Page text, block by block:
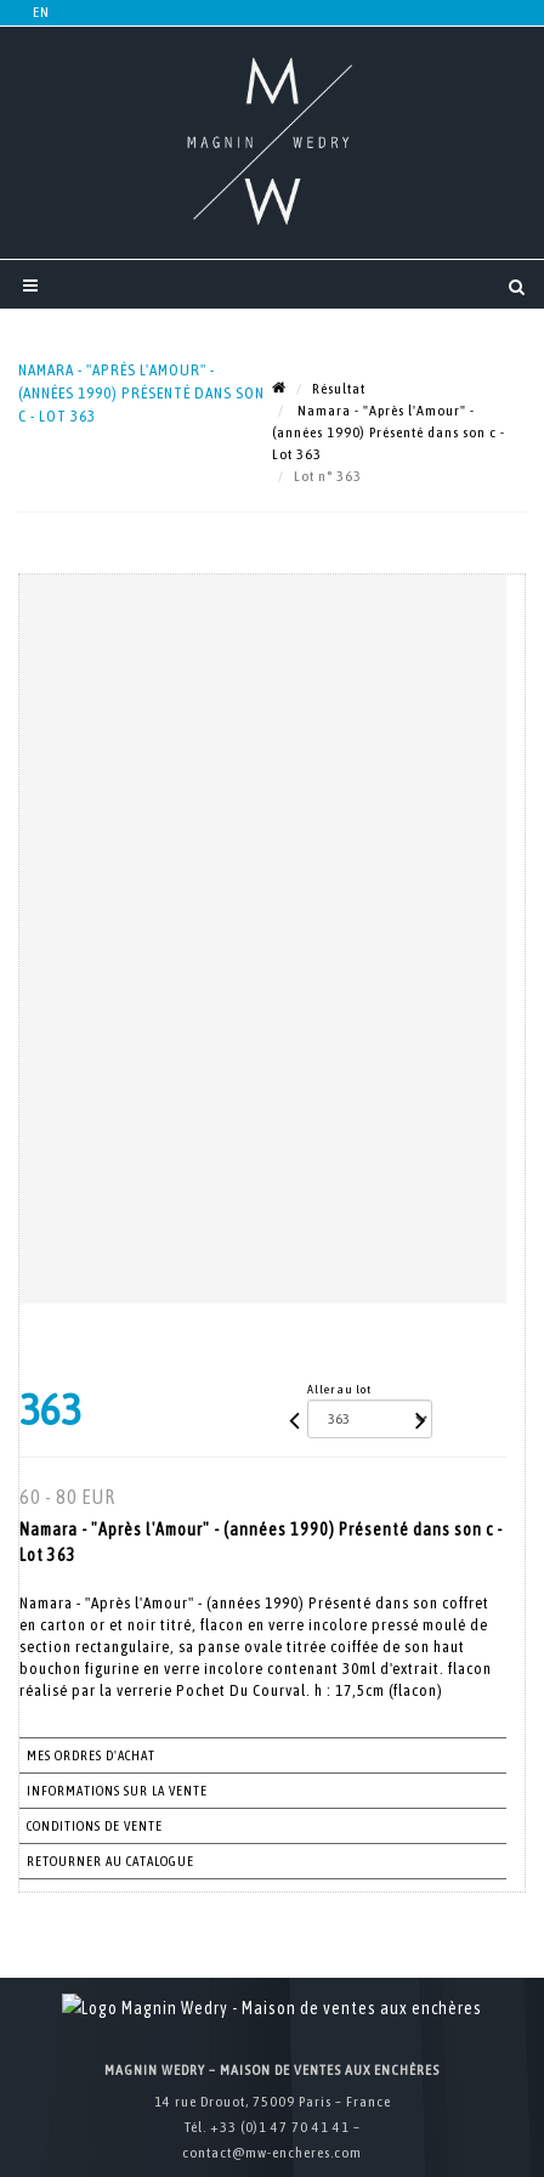
NAMARA - "APRÈS L'AMOUR" -
(ANNÉES 1990) PRÉSENTÉ DANS SON
C - LOT 363
Résultat
Namara - "Après l'Amour" -
(années 1990) Présenté dans son c -
Lot 363
Lot n° 363
363 Aller au lot
60 - 80 EUR
Namara - "Après l'Amour" - (années 1990) Présenté dans son c -
Lot 363
Namara - "Après l'Amour" - (années 1990) Présenté dans son coffret
en carton or et noir titré, flacon en verre incolore pressé moulé de
section rectangulaire, sa panse ovale titrée coiffée de son haut
bouchon figurine en verre incolore contenant 30ml d'extrait. flacon
réalisé par la verrerie Pochet Du Courval. h : 17,5cm (flacon)
MES ORDRES D'ACHAT
INFORMATIONS SUR LA VENTE
CONDITIONS DE VENTE
RETOURNER AU CATALOGUE
MAGNIN WEDRY – MAISON DE VENTES AUX ENCHÈRES
14 rue Drouot, 75009 Paris – France
Tél. +33 (0)1 47 70 41 41 –
contact@mw-encheres.com